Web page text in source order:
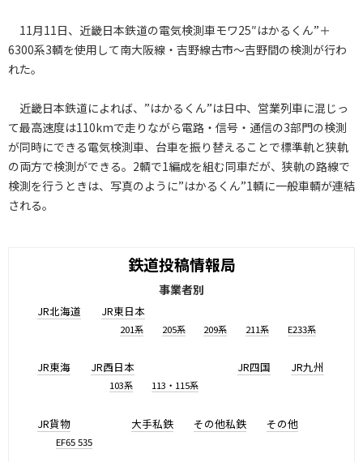
11月11日、近畿日本鉄道の電気検測車モワ25″はかるくん”＋
6300系3輌を使用して南大阪線・吉野線古市～吉野間の検測が行わ
れた。
近畿日本鉄道によれば、”はかるくん”は日中、営業列車に混じっ
て最高速度は110kmで走りながら電路・信号・通信の3部門の検測
が同時にできる電気検測車、台車を振り替えることで標準軌と狭軌
の両方で検測ができる。2輌で1編成を組む同車だが、狭軌の路線で
検測を行うときは、写真のように”はかるくん”1輌に一般車輌が連結
される。
鉄道投稿情報局
事業者別
JR北海道 JR東日本
201系 205系 209系 211系 E233系
JR東海 JR西日本
103系 113・115系
JR四国 JR九州
JR貨物
EF65 535
大手私鉄 その他私鉄 その他